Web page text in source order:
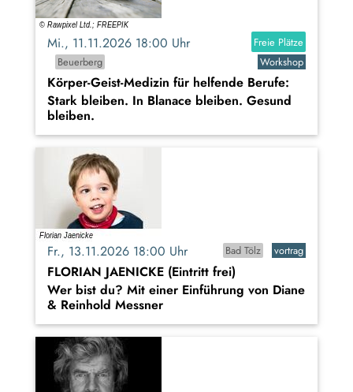
Mi., 11.11.2026 18:00 Uhr
Freie Plätze
Beuerberg
Workshop
Körper-Geist-Medizin für helfende Berufe:
Stark bleiben. In Blanace bleiben. Gesund
bleiben.
Fr., 13.11.2026 18:00 Uhr Bad Tölz vortrag
FLORIAN JAENICKE (Eintritt frei)
Wer bist du? Mit einer Einführung von Diane
& Reinhold Messner